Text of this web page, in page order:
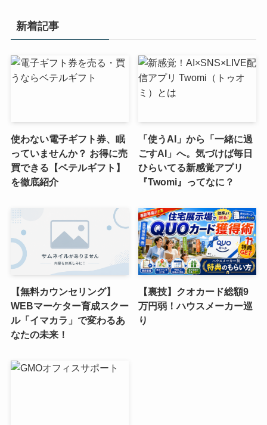
新着記事
使わない電子ギフト券、眠
っていませんか？ お得に売
買できる【ベテルギフト】
を徹底紹介
「使うAI」から「一緒に過
ごすAI」へ。気づけば毎日
ひらいてる新感覚アプリ
『Twomi』ってなに？
【無料カウンセリング】
WEBマーケター育成スクー
ル「イマカラ」で変わるあ
なたの未来！
【裏技】クオカード総額9
万円弱！ハウスメーカー巡
り